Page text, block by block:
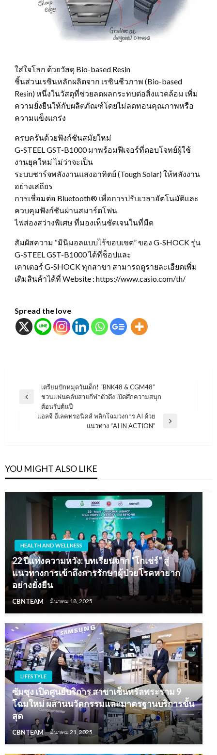
ใส่ใจโลก ด้วยวัสดุ Bio-based Resin
ชิ้นส่วนเรซินหลักผลิตจาก เรซินชีวภาพ (Bio-based
Resin) หนึ่งในวัสดุที่ช่วยลดผลกระทบต่อสิ่งแวดล้อม เพิ่ม
ความยั่งยืนให้กับผลิตภัณฑ์โดยไม่ลดทอนคุณภาพหรือ
ความแข็งแกร่ง
ครบครันด้วยฟังก์ชันสมัยใหม่
G-STEEL GST-B1000 มาพร้อมฟีเจอร์ที่ตอบโจทย์ผู้ใช้
งานยุคใหม่ ไม่ว่าจะเป็น
ระบบชาร์จพลังงานแสงอาทิตย์ (Tough Solar) ให้พลังงาน
อย่างเสถียร
การเชื่อมต่อ Bluetooth® เพื่อการปรับเวลาอัตโนมัติและ
ควบคุมฟังก์ชันผ่านสมาร์ตโฟน
ไฟส่องสว่างพิเศษ ที่มองเห็นชัดเจนในที่มืด
สัมผัสความ “มินิมอลแบบไร้ขอบเขต” ของ G-SHOCK รุ่น
G-STEEL GST-B1000 ได้ที่ช็อปและ
เคาเตอร์ G-SHOCK ทุกสาขา สามารถดูรายละเอียดเพิ่ม
เติมสินค้าได้ที่ Website : https://www.casio.com/th/
Spread the love
แนะแนว
เรื่อง
Previous
เตรียมปักหมุดวันเด็ก! “BNK48 & CGM48”
ชวนแฟนคลับสายกีฬาตัวตึง เปิดศึกความสนุก
ต้อนรับต้นปี
แอลจี อีเลคทรอนิคส์ พลิกโฉมวงการ AI ด้วย
แนวทาง “AI IN ACTION”
YOU MIGHT ALSO LIKE
HEALTH AND WELLNESS
22 ปีแห่งความหวัง: บทเรียนจาก “โกเช่ร์” สู่
แนวทางการเข้าถึงการรักษาผู้ป่วยโรคหายาก
อย่างยั่งยืน
CBNTEAM มีนาคม 18, 2025
LIFESTYLE
ซัมซุง เปิดศูนย์บริการ สาขาเซ็นทรัลพระราม 9
โฉมใหม่ ผสานนวัตกรรมและมาตรฐานบริการขั้น
สุด
CBNTEAM มีนาคม 21, 2025